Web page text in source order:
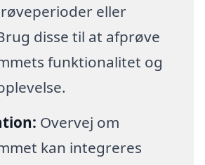
eller
disse til at afprøve
funktionalitet og
Overvej om
kan integreres